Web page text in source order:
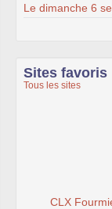
Le dimanche 6
Sites favoris
Tous les sites
– Donne une